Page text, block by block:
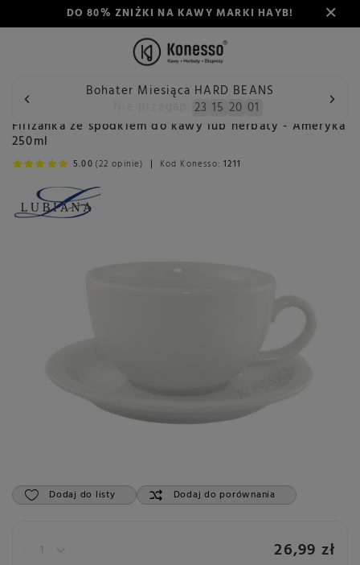
DO 80% ZNIŻKI NA KAWY MARKI HAYB!
Bohater Miesiąca HARD BEANS
23 15 20 00
Wstecz Konesso Akcesoria Rodzaj Porcelana i szkło
Filiżanka ze spodkiem do kawy lub herbaty - Ameryka
250ml
5.00 (22 opinie) Kod Konesso:1211
Dodaj do listy Dodaj do porównania
26,99 zł